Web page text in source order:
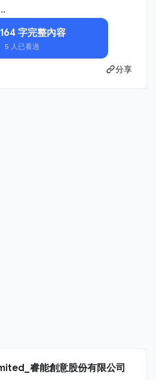
字完整內容
5 人已看過
分享
睿能創意股份有限公司